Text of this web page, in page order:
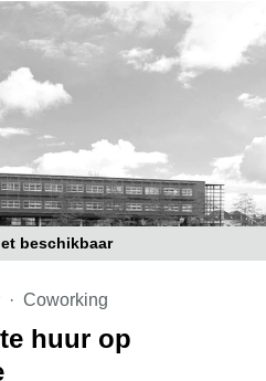
beschikbaar
Coworking
huur op